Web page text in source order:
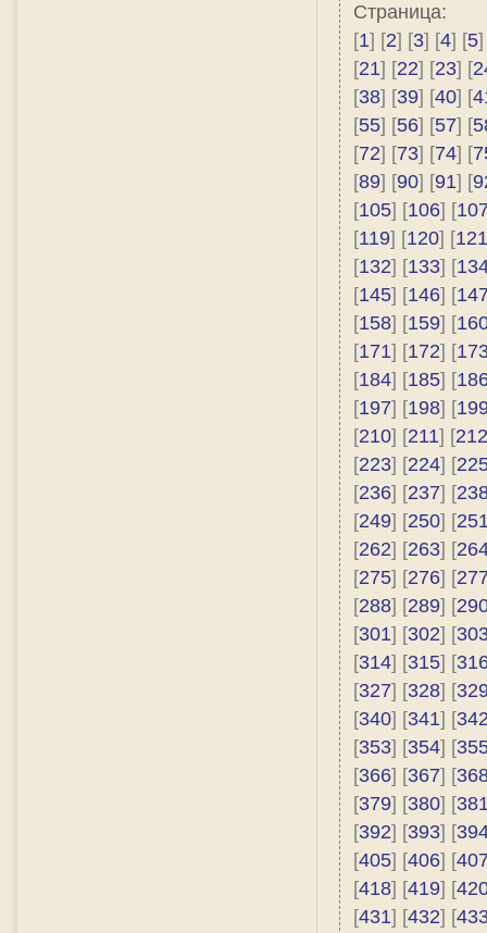
Страница:
[1] [2] [3] [4] [5]
[21] [22] [23] [
[38] [39] [40] [
[55] [56] [57] [
[72] [73] [74] [
[89] [90] [91] [
[105] [106] [
[119] [120] [121
[132] [133] [
[145] [146] [
[158] [159] [
[171] [172] [
[184] [185] [
[197] [198] [
[210] [211] [212
[223] [224] [
[236] [237] [
[249] [250] [
[262] [263] [
[275] [276] [
[288] [289] [
[301] [302] [
[314] [315] [
[327] [328] [
[340] [341] [
[353] [354] [
[366] [367] [
[379] [380] [
[392] [393] [
[405] [406] [
[418] [419] [
[431] [432] [